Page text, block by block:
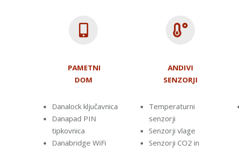
PAMETNI
DOM
Danalock ključavnica
Danapad PIN
tipkovnica
Danabridge WiFi
ANDIVI
SENZORJI
Temperaturni
senzorji
Senzorji vlage
Senzorji CO2 in